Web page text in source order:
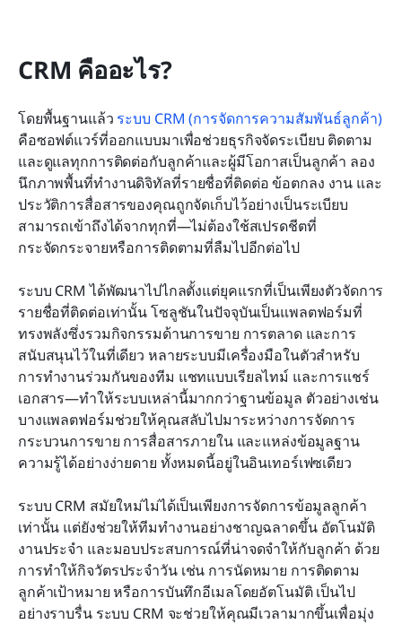
CRM คืออะไร?
โดยพื้นฐานแล้ว ระบบ CRM (การจัดการความสัมพันธ์ลูกค้า)
คือซอฟต์แวร์ที่ออกแบบมาเพื่อช่วยธุรกิจจัดระเบียบ ติดตาม
และดูแลทุกการติดต่อกับลูกค้าและผู้มีโอกาสเป็นลูกค้า ลอง
นึกภาพพื้นที่ทำงานดิจิทัลที่รายชื่อที่ติดต่อ ข้อตกลง งาน และ
ประวัติการสื่อสารของคุณถูกจัดเก็บไว้อย่างเป็นระเบียบ
สามารถเข้าถึงได้จากทุกที่—ไม่ต้องใช้สเปรดชีตที่
กระจัดกระจายหรือการติดตามที่ลืมไปอีกต่อไป
ระบบ CRM ได้พัฒนาไปไกลตั้งแต่ยุคแรกที่เป็นเพียงตัวจัดการ
รายชื่อที่ติดต่อเท่านั้น โซลูชันในปัจจุบันเป็นแพลตฟอร์มที่
ทรงพลังซึ่งรวมกิจกรรมด้านการขาย การตลาด และการ
สนับสนุนไว้ในที่เดียว หลายระบบมีเครื่องมือในตัวสำหรับ
การทำงานร่วมกันของทีม แชทแบบเรียลไทม์ และการแชร์
เอกสาร—ทำให้ระบบเหล่านี้มากกว่าฐานข้อมูล ตัวอย่างเช่น
บางแพลตฟอร์มช่วยให้คุณสลับไปมาระหว่างการจัดการ
กระบวนการขาย การสื่อสารภายใน และแหล่งข้อมูลฐาน
ความรู้ได้อย่างง่ายดาย ทั้งหมดนี้อยู่ในอินเทอร์เฟซเดียว
ระบบ CRM สมัยใหม่ไม่ได้เป็นเพียงการจัดการข้อมูลลูกค้า
เท่านั้น แต่ยังช่วยให้ทีมทำงานอย่างชาญฉลาดขึ้น อัตโนมัติ
งานประจำ และมอบประสบการณ์ที่น่าจดจำให้กับลูกค้า ด้วย
การทำให้กิจวัตรประจำวัน เช่น การนัดหมาย การติดตาม
ลูกค้าเป้าหมาย หรือการบันทึกอีเมลโดยอัตโนมัติ เป็นไป
อย่างราบรื่น ระบบ CRM จะช่วยให้คุณมีเวลามากขึ้นเพื่อมุ่ง